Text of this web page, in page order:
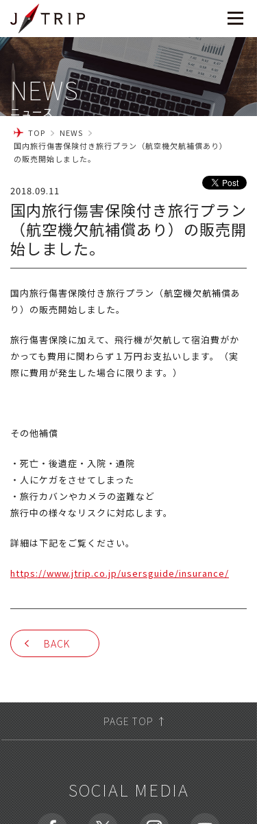
NEWS
ニュース
TOP
NEWS
国内旅行傷害保険付き旅行プラン（航空機欠航補償あり）
の販売開始しました。
2018.09.11
国内旅行傷害保険付き旅行プラン
（航空機欠航補償あり）の販売開
始しました。
国内旅行傷害保険付き旅行プラン（航空機欠航補償あ
り）の販売開始しました。
旅行傷害保険に加えて、飛行機が欠航して宿泊費がか
かっても費用に関わらず１万円お支払いします。（実
際に費用が発生した場合に限ります。）
その他補償
・死亡・後遺症・入院・通院
・人にケガをさせてしまった
・旅行カバンやカメラの盗難など
旅行中の様々なリスクに対応します。
詳細は下記をご覧ください。
https://www.jtrip.co.jp/usersguide/insurance/
BACK
PAGE TOP ↑
SOCIAL MEDIA